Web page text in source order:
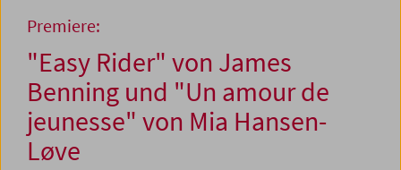
Premiere:
"Easy Rider" von James
Benning und "Un amour de
jeunesse" von Mia Hansen-
Løve